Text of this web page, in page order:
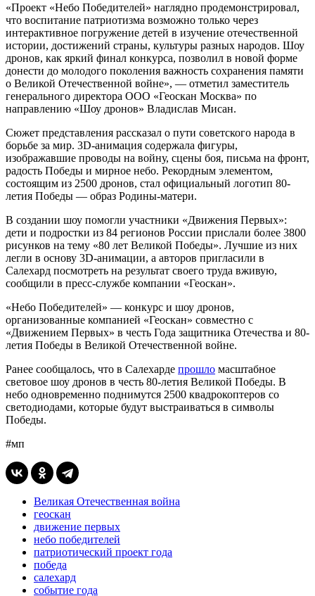
«Проект «Небо Победителей» наглядно продемонстрировал,
что воспитание патриотизма возможно только через
интерактивное погружение детей в изучение отечественной
истории, достижений страны, культуры разных народов. Шоу
дронов, как яркий финал конкурса, позволил в новой форме
донести до молодого поколения важность сохранения памяти
о Великой Отечественной войне», — отметил заместитель
генерального директора ООО «Геоскан Москва» по
направлению «Шоу дронов» Владислав Мисан.
Сюжет представления рассказал о пути советского народа в
борьбе за мир. 3D-анимация содержала фигуры,
изображавшие проводы на войну, сцены боя, письма на фронт,
радость Победы и мирное небо. Рекордным элементом,
состоящим из 2500 дронов, стал официальный логотип 80-
летия Победы — образ Родины-матери.
В создании шоу помогли участники «Движения Первых»:
дети и подростки из 84 регионов России прислали более 3800
рисунков на тему «80 лет Великой Победы». Лучшие из них
легли в основу 3D-анимации, а авторов пригласили в
Салехард посмотреть на результат своего труда вживую,
сообщили в пресс-службе компании «Геоскан».
«Небо Победителей» — конкурс и шоу дронов,
организованные компанией «Геоскан» совместно с
«Движением Первых» в честь Года защитника Отечества и 80-
летия Победы в Великой Отечественной войне.
Ранее сообщалось, что в Салехарде прошло масштабное
световое шоу дронов в честь 80-летия Великой Победы. В
небо одновременно поднимутся 2500 квадрокоптеров со
светодиодами, которые будут выстраиваться в символы
Победы.
#мп
Великая Отечественная война
геоскан
движение первых
небо победителей
патриотический проект года
победа
салехард
событие года